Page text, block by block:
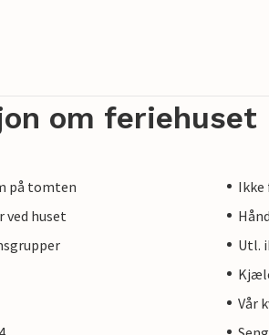
om feriehuset
på tomten
Ikke
ved huset
Utl.
Vår